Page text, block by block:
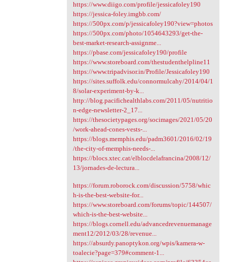
https://www.diigo.com/profile/jessicafoley190
https://jessica-foley.imgbb.com/
https://500px.com/p/jessicafoley190?view=photos
https://500px.com/photo/1054643293/get-the-
best-market-research-assignme...
https://pbase.com/jessicafoley190/profile
https://www.storeboard.com/thestudenthelpline11
https://www.tripadvisor.in/Profile/Jessicafoley190
https://sites.suffolk.edu/connormulcahy/2014/04/1
8/solar-experiment-by-k...
http://blog.pacifichealthlabs.com/2011/05/nutritio
n-edge-newsletter-2_17...
https://thesocietypages.org/socimages/2021/05/20
/work-ahead-cones-vests-...
https://blogs.memphis.edu/padm3601/2016/02/19
/the-city-of-memphis-needs-...
https://blocs.xtec.cat/elblocdelafrancina/2008/12/
13/jornades-de-lectura...
https://forum.roborock.com/discussion/5758/whic
h-is-the-best-website-for...
https://www.storeboard.com/forums/topic/144507/
which-is-the-best-website...
https://blogs.cornell.edu/advancedrevenuemanage
ment12/2012/03/28/revenue...
https://absurdy.panoptykon.org/wpis/kamera-w-
toalecie?page=379#comment-1...